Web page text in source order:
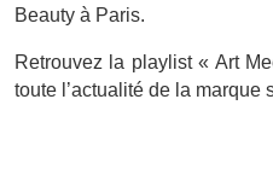
Beauty à Paris.
Retrouvez la playlist « Art
toute l’actualité de la marque